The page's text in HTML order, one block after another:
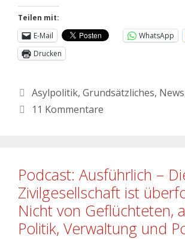
Teilen mit:
E-Mail
WhatsApp
Drucken
Asylpolitik, Grundsätzliches, News
11 Kommentare
Podcast: Ausführlich –
Zivilgesellschaft ist
Nicht von Geflüchteten,
Politik, Verwaltung und